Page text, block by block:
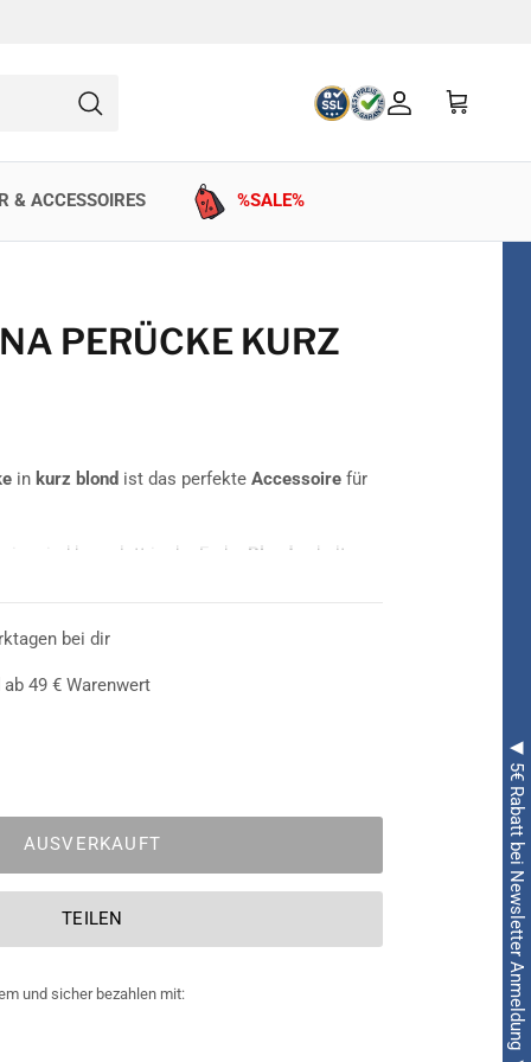
Suchen
& ACCESSOIRES %SALE%
◀ 5€ Rabatt bei Newsletter Anmeldung ◀
PERÜCKE KURZ
inkurz blond ist das perfekte Accessoirefür
sind komplett in der Farbe Blondgehalten.
bei dir
49 € Warenwert
AUSVERKAUFT
TEILEN
und sicher bezahlen mit: